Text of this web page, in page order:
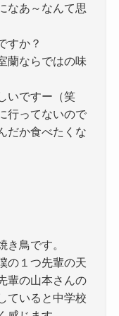
なあ～なんて思
すか？
蘭ならではの味
いですー（笑
行ってないので
だか食べたくな
鳥です。
の１つ先輩の天
輩の山本さんの
ていると中学校